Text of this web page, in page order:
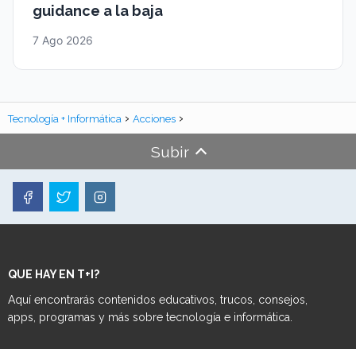
guidance a la baja
7 Ago 2026
Tecnología + Informática Acciones
Subir
QUE HAY EN T+I?
Aquí encontrarás contenidos educativos, trucos, consejos,
apps, programas y más sobre tecnología e informática.